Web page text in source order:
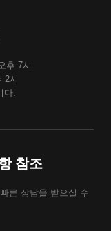
후 7시
2시
다.
참조
른 상담을 받으실 수